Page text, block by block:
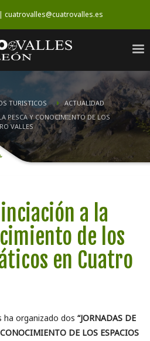
cuatrovalles@cuatrovalles.es
TURISTICOS
ACTUALIDAD
PESCA Y CONOCIMIENTO DE LOS
VALLES
a la
de los
en Cuatro
ha organizado dos “JORNADAS DE
DE LOS ESPACIOS